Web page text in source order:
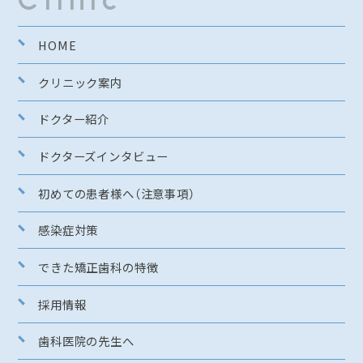
HOME
クリニック案内
ドクター紹介
ドクターズインタビュー
初めての患者様へ（注意事項）
感染症対策
できた矯正歯科の特徴
採用情報
歯科医院の先生へ